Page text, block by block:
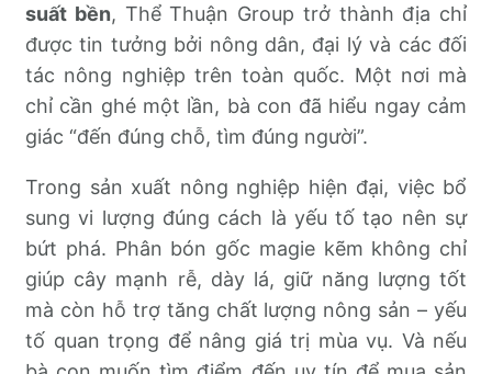
suất bền, Thể Thuận Group trở thành địa chỉ
được tin tưởng bởi nông dân, đại lý và các đối
tác nông nghiệp trên toàn quốc. Một nơi mà
chỉ cần ghé một lần, bà con đã hiểu ngay cảm
giác “đến đúng chỗ, tìm đúng người”.
Trong sản xuất nông nghiệp hiện đại, việc bổ
sung vi lượng đúng cách là yếu tố tạo nên sự
bứt phá. Phân bón gốc magie kẽm không chỉ
giúp cây mạnh rễ, dày lá, giữ năng lượng tốt
mà còn hỗ trợ tăng chất lượng nông sản – yếu
tố quan trọng để nâng giá trị mùa vụ. Và nếu